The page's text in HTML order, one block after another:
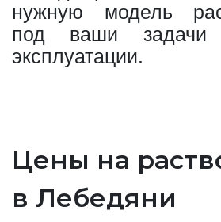
нужную модель
под ваши задачи
эксплуатации.
Цены на
в Лебедяни